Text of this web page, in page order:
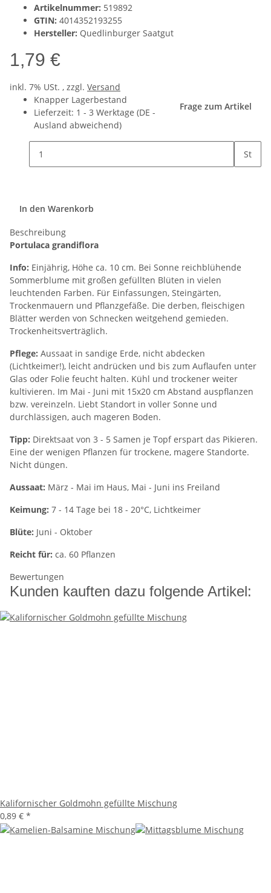
Artikelnummer: 519892
GTIN: 4014352193255
Hersteller: Quedlinburger Saatgut
1,79 €
inkl. 7% USt. , zzgl. Versand
Knapper Lagerbestand
Lieferzeit: 1 - 3 Werktage (DE -
Ausland abweichend)
Frage zum Artikel
St
In den Warenkorb
Beschreibung
Portulaca grandiflora
Info: Einjährig, Höhe ca. 10 cm. Bei Sonne reichblühende
Sommerblume mit großen gefüllten Blüten in vielen
leuchtenden Farben. Für Einfassungen, Steingärten,
Trockenmauern und Pflanzgefäße. Die derben, fleischigen
Blätter werden von Schnecken weitgehend gemieden.
Trockenheitsverträglich.
Pflege: Aussaat in sandige Erde, nicht abdecken
(Lichtkeimer!), leicht andrücken und bis zum Auflaufen unter
Glas oder Folie feucht halten. Kühl und trockener weiter
kultivieren. Im Mai - Juni mit 15x20 cm Abstand auspflanzen
bzw. vereinzeln. Liebt Standort in voller Sonne und
durchlässigen, auch mageren Boden.
Tipp: Direktsaat von 3 - 5 Samen je Topf erspart das Pikieren.
Eine der wenigen Pflanzen für trockene, magere Standorte.
Nicht düngen.
Aussaat: März - Mai im Haus, Mai - Juni ins Freiland
Keimung: 7 - 14 Tage bei 18 - 20°C, Lichtkeimer
Blüte: Juni - Oktober
Reicht für: ca. 60 Pflanzen
Bewertungen
Kunden kauften dazu folgende Artikel:
Kalifornischer Goldmohn gefüllte Mischung
0,89 € *